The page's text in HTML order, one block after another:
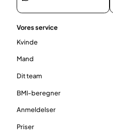
Vores service
Kvinde
Mand
Dit team
BMI-beregner
Anmeldelser
Priser